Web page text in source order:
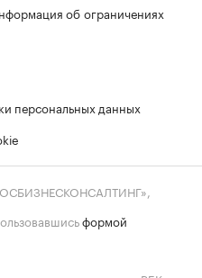
об ограничениях
персональных данных
формой